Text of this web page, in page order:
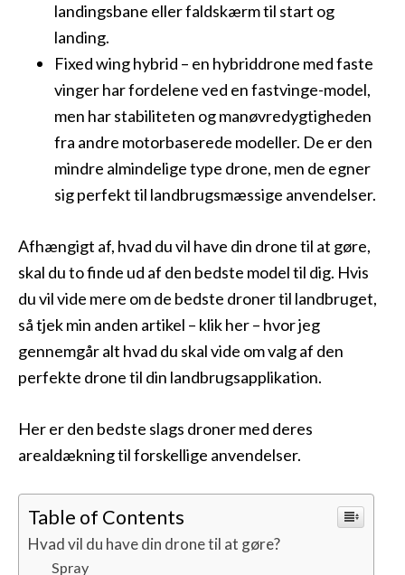
landingsbane eller faldskærm til start og
landing.
Fixed wing hybrid – en hybriddrone med faste
vinger har fordelene ved en fastvinge-model,
men har stabiliteten og manøvredygtigheden
fra andre motorbaserede modeller. De er den
mindre almindelige type drone, men de egner
sig perfekt til landbrugsmæssige anvendelser.
Afhængigt af, hvad du vil have din drone til at gøre,
skal du to finde ud af den bedste model til dig. Hvis
du vil vide mere om de bedste droner til landbruget,
så tjek min anden artikel – klik her – hvor jeg
gennemgår alt hvad du skal vide om valg af den
perfekte drone til din landbrugsapplikation.
Her er den bedste slags droner med deres
arealdækning til forskellige anvendelser.
Table of Contents
Hvad vil du have din drone til at gøre?
Spray